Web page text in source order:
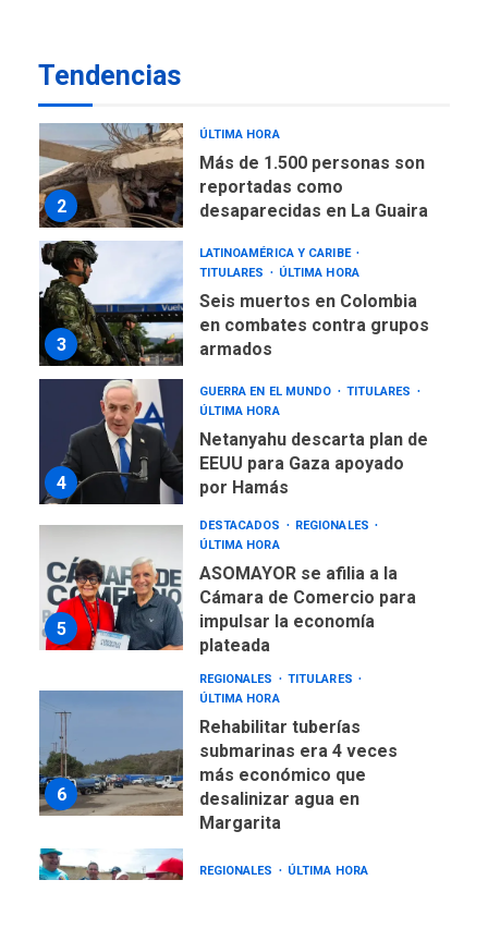
Tendencias
2
ÚLTIMA HORA
Más de 1.500 personas son
reportadas como
desaparecidas en La Guaira
3
LATINOAMÉRICA Y CARIBE
TITULARES
ÚLTIMA HORA
Seis muertos en Colombia
en combates contra grupos
armados
4
GUERRA EN EL MUNDO
TITULARES
ÚLTIMA HORA
Netanyahu descarta plan de
EEUU para Gaza apoyado
por Hamás
5
DESTACADOS
REGIONALES
ÚLTIMA HORA
ASOMAYOR se afilia a la
Cámara de Comercio para
impulsar la economía
plateada
6
REGIONALES
TITULARES
ÚLTIMA HORA
Rehabilitar tuberías
submarinas era 4 veces
más económico que
desalinizar agua en
Margarita
REGIONALES ÚLTIMA HORA